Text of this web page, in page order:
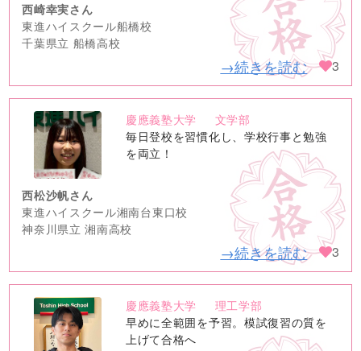
西崎幸実さん
東進ハイスクール船橋校
千葉県立 船橋高校
→続きを読む 3
no
image
慶應義塾大学
文学部
毎日登校を習慣化し、学校行事と勉強
を両立！
西松沙帆さん
東進ハイスクール湘南台東口校
神奈川県立 湘南高校
→続きを読む 3
no
image
慶應義塾大学
理工学部
早めに全範囲を予習。模試復習の質を
上げて合格へ